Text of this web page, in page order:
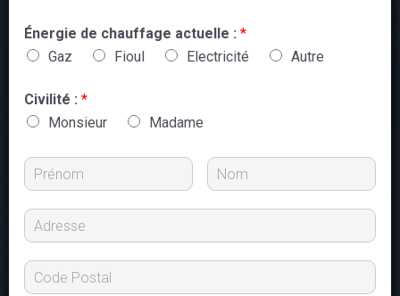
Énergie de chauffage actuelle : *
Gaz
Fioul Electricité Autre
Civilité : *
Monsieur
Madame